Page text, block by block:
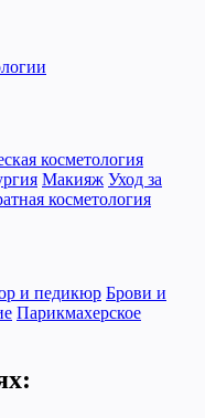
косметология
Макияж Уход за
косметология
и педикюр Брови и
Парикмахерское